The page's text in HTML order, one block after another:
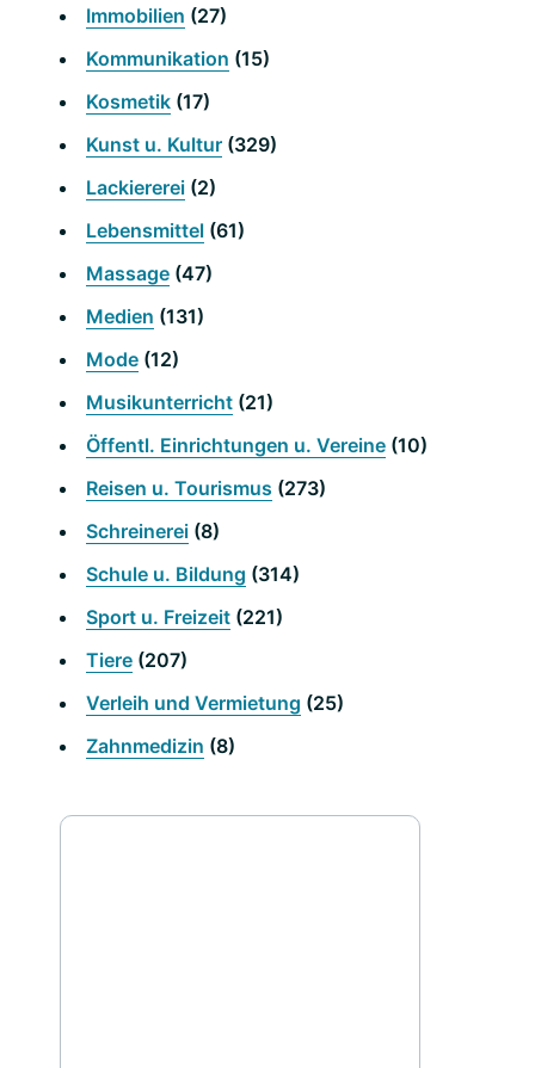
Immobilien (27)
Kommunikation (15)
Kosmetik (17)
Kunst u. Kultur (329)
Lackiererei (2)
Lebensmittel (61)
Massage (47)
Medien (131)
Mode (12)
Musikunterricht (21)
Öffentl. Einrichtungen u. Vereine (10)
Reisen u. Tourismus (273)
Schreinerei (8)
Schule u. Bildung (314)
Sport u. Freizeit (221)
Tiere (207)
Verleih und Vermietung (25)
Zahnmedizin (8)